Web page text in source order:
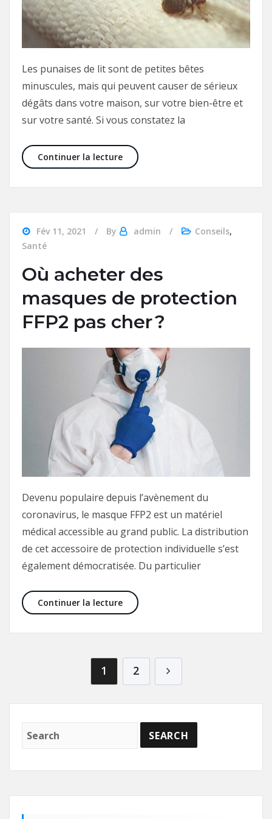
Les punaises de lit sont de petites bêtes
minuscules, mais qui peuvent causer de sérieux
dégâts dans votre maison, sur votre bien-être et
sur votre santé. Si vous constatez la
Continuer la lecturePunaises de lit : engager un pro
Fév 11, 2021 By admin Conseils,
Santé
Où acheter des
masques de protection
FFP2 pas cher ?
Devenu populaire depuis l’avènement du
coronavirus, le masque FFP2 est un matériel
médical accessible au grand public. La distribution
de cet accessoire de protection individuelle s’est
également démocratisée. Du particulier
Continuer la lectureOù acheter des masques de
Navigation des articles
1 2